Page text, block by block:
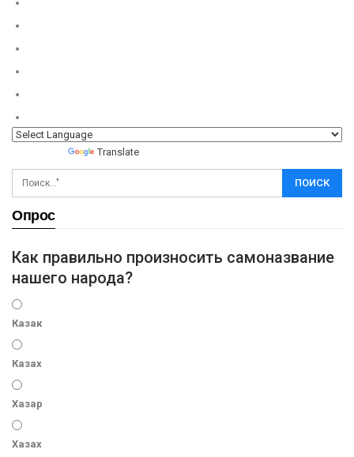
Translate
Опрос
Как правильно произносить самоназвание
нашего народа?
Казак
Казах
Хазар
Хазах